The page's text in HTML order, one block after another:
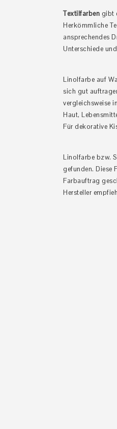
Textilfarben gibt
Herkömmliche
ansprechendes
Unterschiede
Linolfarbe auf
sich gut
vergleichsweise
Haut,
Für dekorative
Linolfarbe bzw.
gefunden. Diese
Farbauftrag
Hersteller